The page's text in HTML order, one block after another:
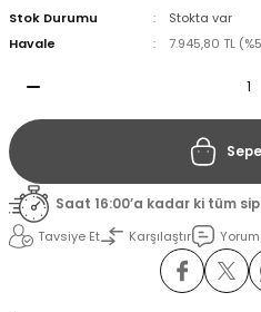
Stok Durumu
Stokta var
Havale
7.945,80 TL
Saat 16:00’a kadar ki tüm
Tavsiye Et
Karşılaştır